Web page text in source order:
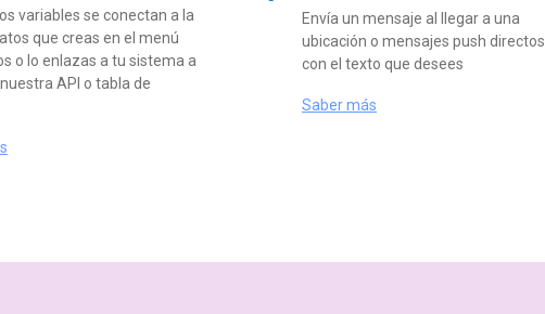
variables se conectan a la
que creas en el menú
o lo enlazas a tu sistema a
API o tabla de
Envía un mensaje al llegar a una
ubicación o mensajes push directos
con el texto que desees
Saber más